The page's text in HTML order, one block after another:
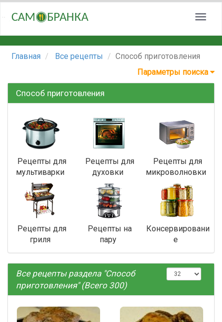
БРАНКА
САМ
Главная Все рецепты
Способ приготовления
Параметры поиска
Способ приготовления
Рецепты для
мультиварки
Рецепты для
духовки
Рецепты для
микроволновки
Рецепты для
гриля
Рецепты на
пару
Консервировани
е
Все рецепты раздела "Способ
приготовления" (Всего 300)